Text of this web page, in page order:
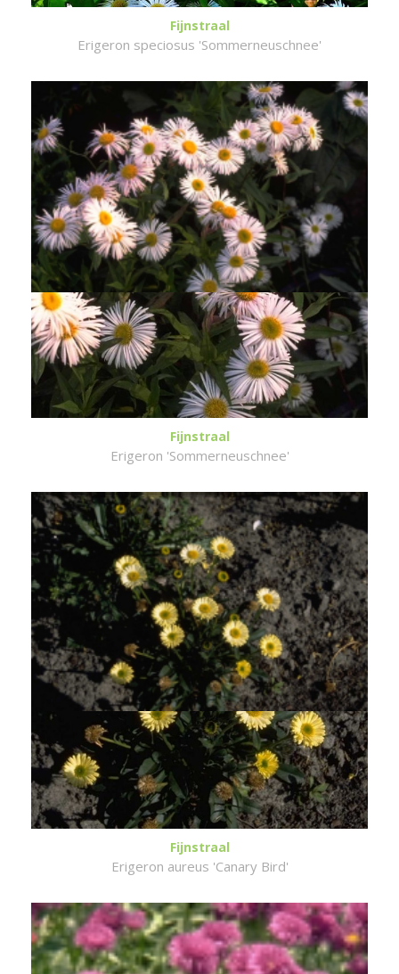
Fijnstraal
Erigeron speciosus 'Sommerneuschnee'
Fijnstraal
Erigeron 'Sommerneuschnee'
Fijnstraal
Erigeron aureus 'Canary Bird'